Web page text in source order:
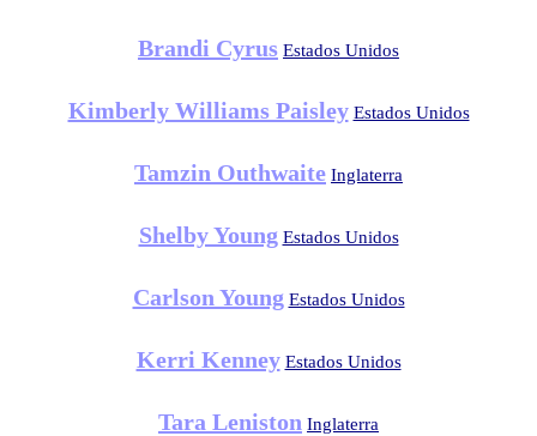
Brandi Cyrus Estados Unidos
Kimberly Williams Paisley Estados Unidos
Tamzin Outhwaite Inglaterra
Shelby Young Estados Unidos
Carlson Young Estados Unidos
Kerri Kenney Estados Unidos
Tara Leniston Inglaterra